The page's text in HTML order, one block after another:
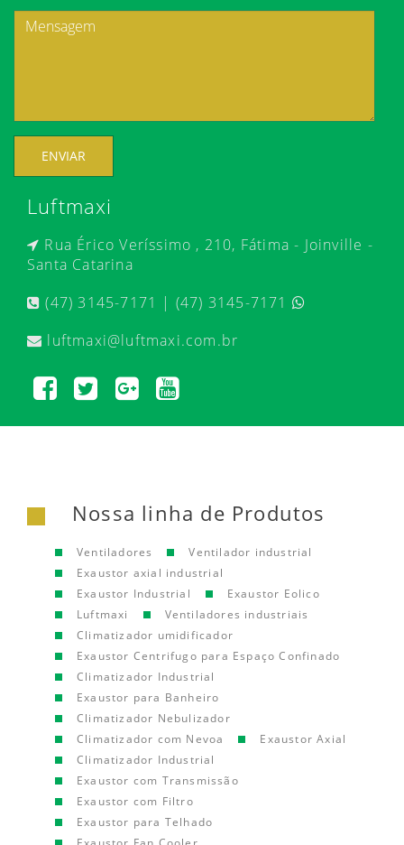
ENVIAR
Luftmaxi
Rua Érico Veríssimo , 210, Fátima - Joinville -
Santa Catarina
(47) 3145-7171 | (47) 3145-7171
luftmaxi@luftmaxi.com.br
Nossa linha de Produtos
Ventiladores
Ventilador industrial
Exaustor axial industrial
Exaustor Industrial
Exaustor Eolico
Luftmaxi
Ventiladores industriais
Climatizador umidificador
Exaustor Centrifugo para Espaço Confinado
Climatizador Industrial
Exaustor para Banheiro
Climatizador Nebulizador
Climatizador com Nevoa
Exaustor Axial
Climatizador Industrial
Exaustor com Transmissão
Exaustor com Filtro
Exaustor para Telhado